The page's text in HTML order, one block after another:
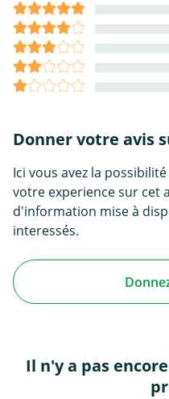
Donner votre avis
Ici vous avez la
votre experience sur cet
d'information mise à
interessés.
Il n'y a pas